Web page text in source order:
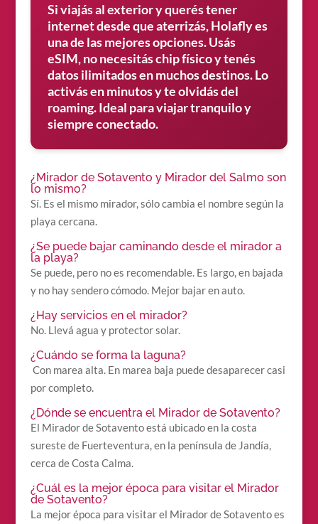
Si viajás al exterior y querés tener
internet desde que aterrizás, Holafly es
una de las mejores opciones. Usás
eSIM, no necesitás chip físico y tenés
datos ilimitados en muchos destinos. Lo
activás en minutos y te olvidás del
roaming. Ideal para viajar tranquilo y
siempre conectado.
¿Mirador de Sotavento y Mirador del Salmo son
lo mismo?
Sí. Es el mismo mirador, sólo cambia el nombre según la
playa cercana.
¿Se puede bajar caminando desde el mirador a
la playa?
Se puede, pero no es recomendable. Es largo, en bajada
y no hay sendero cómodo. Mejor bajar en auto.
¿Hay servicios en el mirador?
No. Llevá agua y protector solar.
¿Cuándo se forma la laguna?
Con marea alta. En marea baja puede desaparecer casi
por completo.
¿Dónde se encuentra el Mirador de Sotavento?
El Mirador de Sotavento está ubicado en la costa
sureste de Fuerteventura, en la península de Jandía,
cerca de Costa Calma.
¿Cuál es la mejor época para visitar el Mirador
de Sotavento?
La mejor época para visitar el Mirador de Sotavento es